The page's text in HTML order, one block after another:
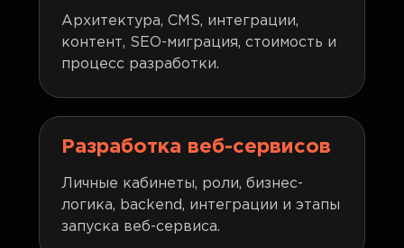
Архитектура, CMS, интеграции,
контент, SEO-миграция, стоимость и
процесс разработки.
Разработка веб-сервисов
Личные кабинеты, роли, бизнес-
логика, backend, интеграции и этапы
запуска веб-сервиса.